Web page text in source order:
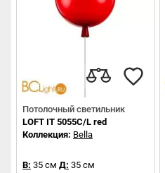
Потолочный светильник
LOFT IT 5055C/L red
Коллекция: Bella
В: 35 см Д: 35 см